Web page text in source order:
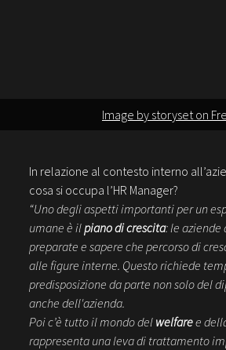
Image by storyset on
In relazione al contesto interno
cosa si occupa l’HR Manager?
“Uno degli aspetti importanti per un
umane è ilpiano di crescita: le aziende
preparate e sapere che percorso di
alle figure interne. Questo richiede
predisposizione da parte non solo del
anche dell'azienda.
Poi c’è tutto il mondo del welfaree
rappresenta una leva di trattamento